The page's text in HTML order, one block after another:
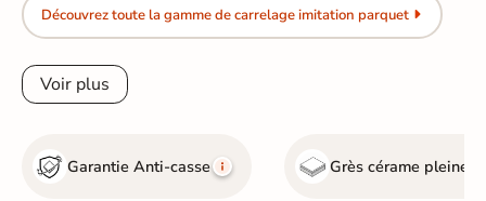
Découvrez toute la gamme de carrelage imitation parquet
Voir plus
Garantie Anti-casse Grès cérame pleine